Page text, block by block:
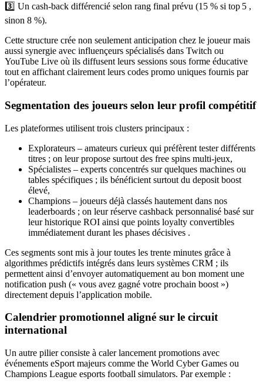
3️⃣ Un cash‑back différencié selon rang final prévu (15 % si top 5 ,
sinon 8 %).
Cette structure crée non seulement anticipation chez le joueur mais
aussi synergie avec influençeurs spécialisés dans Twitch ou
YouTube Live où ils diffusent leurs sessions sous forme éducative
tout en affichant clairement leurs codes promo uniques fournis par
l’opérateur.​
Segmentation des joueurs selon leur profil compétitif
Les plateformes utilisent trois clusters principaux :
Explorateurs – amateurs curieux qui préfèrent tester différents
titres ; on leur propose surtout des free spins multi‐jeux,
Spécialistes – experts concentrés sur quelques machines ou
tables spécifiques ; ils bénéficient surtout du deposit boost
élevé,
Champions – joueurs déjà classés hautement dans nos
leaderboards ; on leur réserve cashback personnalisé basé sur
leur historique ROI ainsi que points loyalty convertibles
immédiatement durant les phases décisives .
Ces segments sont mis à jour toutes les trente minutes grâce à
algorithmes prédictifs intégrés dans leurs systèmes CRM ; ils
permettent ainsi d’envoyer automatiquement au bon moment une
notification push (« vous avez gagné votre prochain boost »)
directement depuis l’application mobile.​
Calendrier promotionnel aligné sur le circuit
international
Un autre pilier consiste à caler lancement promotions avec
événements eSport majeurs comme the World Cyber Games ou
Champions League esports football simulators​. Par exemple :